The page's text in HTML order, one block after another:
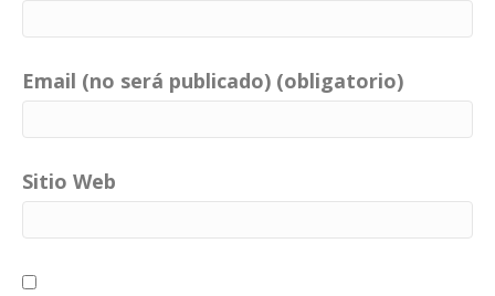
Email (no será publicado) (obligatorio)
Sitio Web